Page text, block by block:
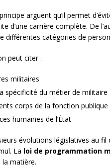
arguent qu’il permet
d’une carrière complète. De
différentes catégories de
peut citer :
militaires
spécificité du métier de militaire
corps de la fonction publique
humaines de l’État
évolutions législatives au
La loi de programmation
matière.